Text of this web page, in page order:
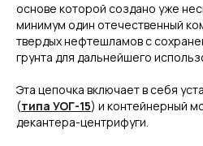
основе которой создано уже
минимум один отечественный
твердых нефтешламов с
грунта для дальнейшего
Эта цепочка включает в себя
(типа УОГ-15) и контейнерный
декантера-центрифуги.